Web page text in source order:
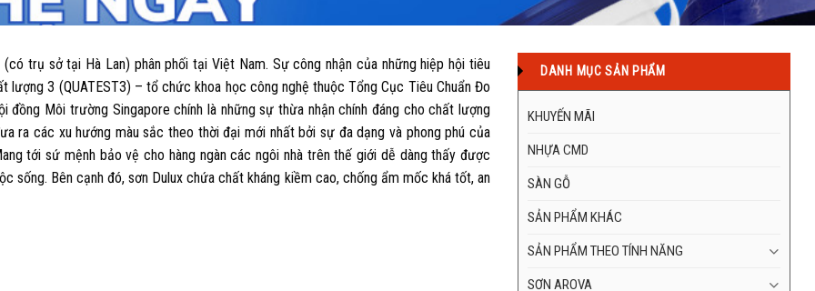
trụ sở tại Hà Lan) phân phối tại Việt Nam. Sự công nhận của những hiệp hội tiêu
3 (QUATEST3) – tổ chức khoa học công nghệ thuộc Tổng Cục Tiêu Chuẩn Đo
Môi trường Singapore chính là những sự thừa nhận chính đáng cho chất lượng
ra các xu hướng màu sắc theo thời đại mới nhất bởi sự đa dạng và phong phú của
tới sứ mệnh bảo vệ cho hàng ngàn các ngôi nhà trên thế giới dễ dàng thấy được
sống. Bên cạnh đó, sơn Dulux chứa chất kháng kiềm cao, chống ẩm mốc khá tốt, an
DANH MỤC SẢN PHẨM
KHUYẾN MÃI
NHỰA CMD
SÀN GỖ
SẢN PHẨM KHÁC
SẢN PHẨM THEO TÍNH NĂNG
SƠN AROVA